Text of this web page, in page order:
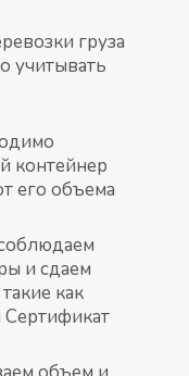
груза
учитывать
контейнер
его объема
и сдаем
как